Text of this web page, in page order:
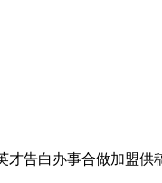
白办事合做加盟供